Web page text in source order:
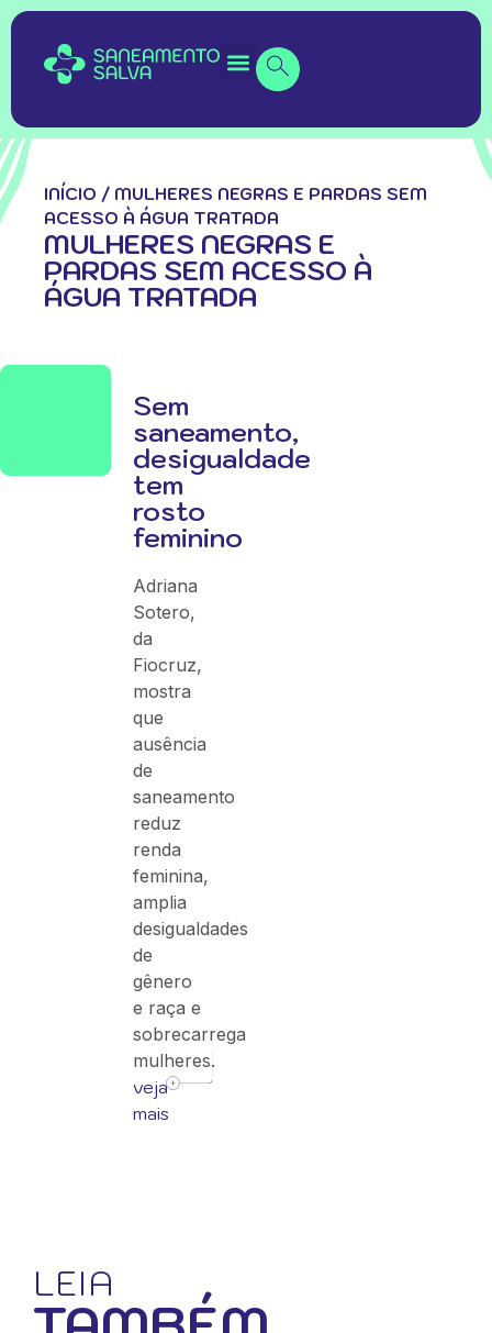
INÍCIO / MULHERES NEGRAS E PARDAS SEM
ACESSO À ÁGUA TRATADA
MULHERES NEGRAS E
PARDAS SEM ACESSO À
ÁGUA TRATADA
Sem
saneamento,
desigualdade
tem
rosto
feminino
Adriana
Sotero,
da
Fiocruz,
mostra
que
ausência
de
saneamento
reduz
renda
feminina,
amplia
desigualdades
de
gênero
e raça e
sobrecarrega
mulheres.
veja
mais
LEIA